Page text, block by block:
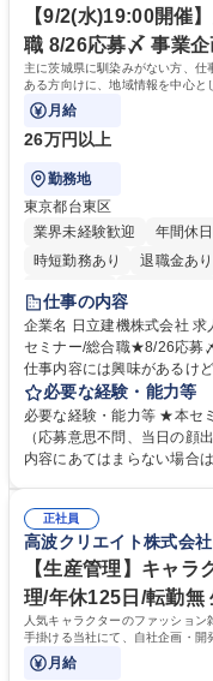
【9/2(水)19:00開催
職 8/26応募〆 事業企
主に茨城県に馴染みがない方、
ある方向けに、地域情報を中心と
情報等をお伝えします。
月給
26万円以上
勤務地
東京都台東区
業界未経験歓迎
年間休
時短勤務あり
退職金あり
交通費支給
仕事の内容
企業名 日立建機株式会社 求人名 【9/2(水)19:00開催】応募意思不問WEB
セミナー/総合職★8/26応募〆 仕事の内容 主に茨城県に馴染みがない
仕事内容には興味があるけ
地域情報を中心としたWEB
報等をお伝えします。 【セミナー内容】■地域説明、周辺施設情報を中心
にお伝えし、住宅相場や実
しているのかについてもお
参加時のお顔出しも不要です
職種 【9/2(水)19:00開催】
〆
必要な経験・能力等
必要な経験・能力等 ★本セ
（応募意思不問、当日の顔出しも不要） ※参加人数
内容にあてはまらない場合
格：正社員
高波クリエイト株式会社
【生産管理】キャ
理/年休125日/転勤無
人気キャラクターのファッショ
手掛ける当社にて、自社企画・開
けるやりがいのあるポジションで
月給